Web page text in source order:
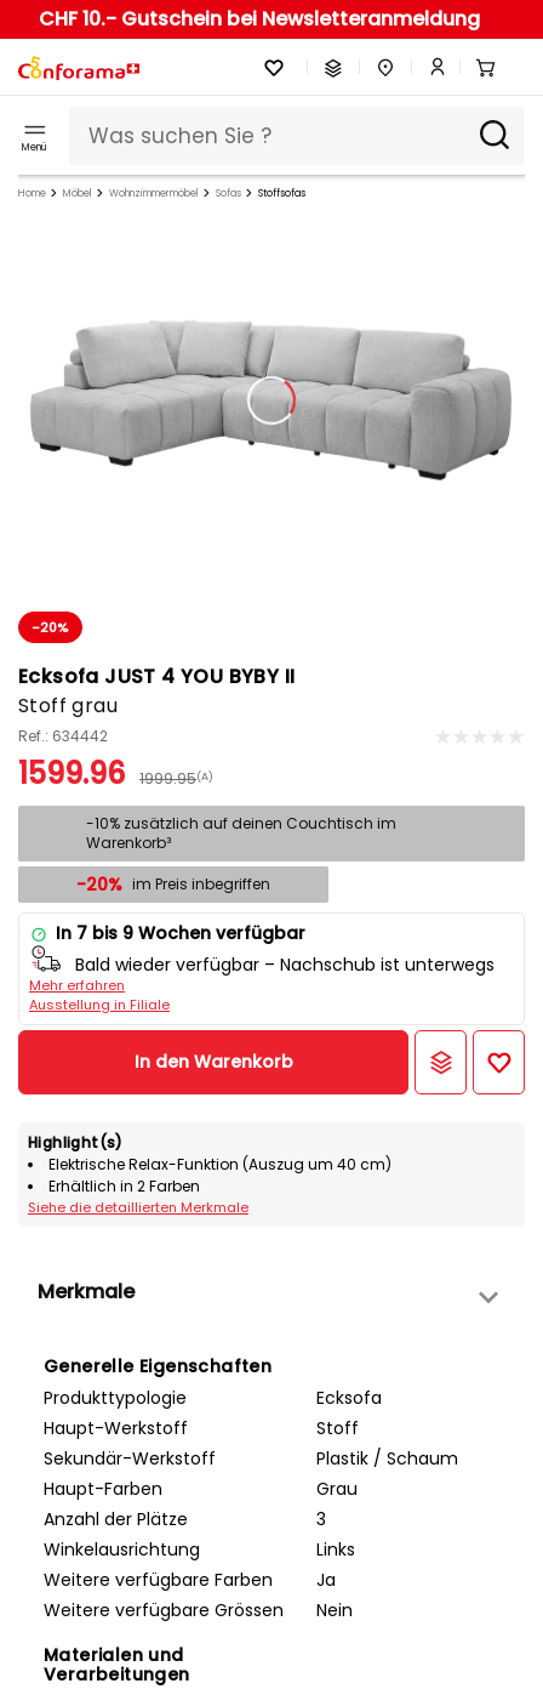
CHF 10.- Gutschein bei Newsletteranmeldung
Menü
Home Möbel Wohnzimmermöbel Sofas Stoffsofas
-20%
Ecksofa JUST 4 YOU BYBY II
Stoff grau
Ref.: 634442
1599.96 1999.95(A)
-10% zusätzlich auf deinen Couchtisch im
Warenkorb³
-20% im Preis inbegriffen
In 7 bis 9 Wochen verfügbar
Bald wieder verfügbar – Nachschub ist unterwegs
Mehr erfahren
Ausstellung in Filiale
In den Warenkorb
Highlight(s)
Elektrische Relax-Funktion (Auszug um 40 cm)
Erhältlich in 2 Farben
Siehe die detaillierten Merkmale
Merkmale
Generelle Eigenschaften
Produkttypologie
Ecksofa
Haupt-Werkstoff
Stoff
Sekundär-Werkstoff
Plastik / Schaum
Haupt-Farben
Grau
Anzahl der Plätze
3
Winkelausrichtung
Links
Weitere verfügbare Farben
Ja
Weitere verfügbare Grössen
Nein
Materialen und
Verarbeitungen